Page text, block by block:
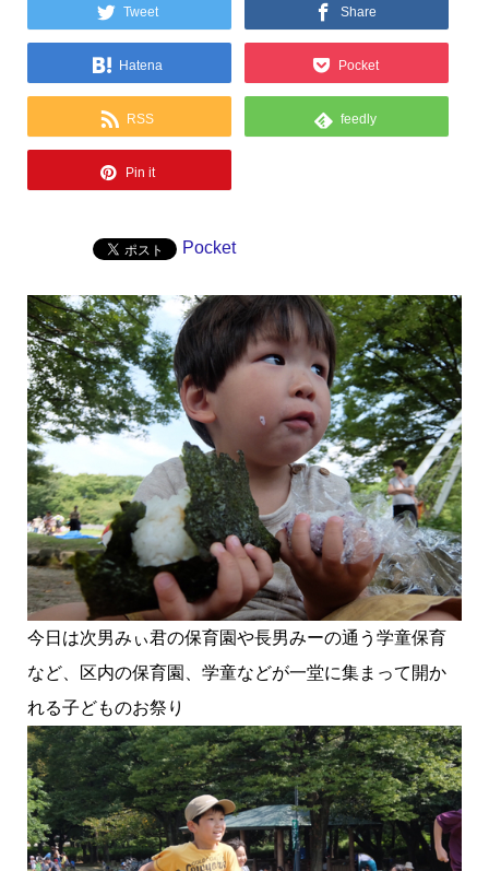
Tweet Share
Hatena Pocket
RSS feedly
Pin it
Pocket
今日は次男みぃ君の保育園や長男みーの通う学童保育
など、区内の保育園、学童などが一堂に集まって開か
れる子どものお祭り